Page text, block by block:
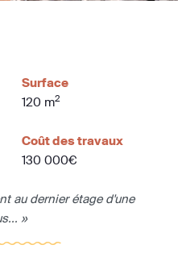
Surface
120 m2
Coût des travaux
130 000€
au dernier étage d'une
»